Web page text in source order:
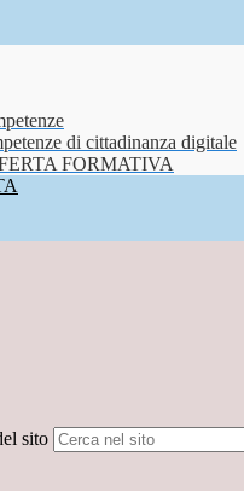
di cittadinanza digitale
FORMATIVA
sito